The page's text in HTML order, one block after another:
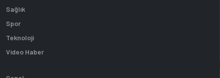
Sağlık
Spor
Teknoloji
Video Haber